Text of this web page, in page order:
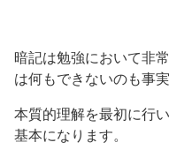
暗記は勉強において非
は何もできないのも事実
本質的理解を最初に行
基本になります。